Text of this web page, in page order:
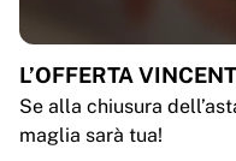
L’OFFERTA
Se alla chiusura
maglia sarà tua!